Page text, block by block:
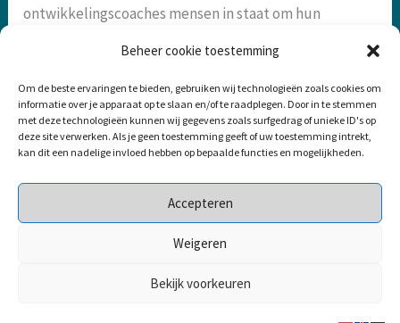
Beheer cookie toestemming
Om de beste ervaringen te bieden, gebruiken wij technologieën zoals cookies om
informatie over je apparaat op te slaan en/of te raadplegen. Door in te stemmen
met deze technologieën kunnen wij gegevens zoals surfgedrag of unieke ID's op
deze site verwerken. Als je geen toestemming geeft of uw toestemming intrekt,
kan dit een nadelige invloed hebben op bepaalde functies en mogelijkheden.
Accepteren
Weigeren
Bekijk voorkeuren
ontwikkelingscoaches mensen in staat om hun
volledige potentieel te bereiken en een bevredigend
←Vorige Bericht